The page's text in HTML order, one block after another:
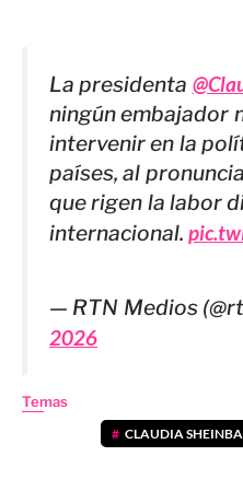
La presidenta
ningún embajador
intervenir en la
países, al
que rigen la labor
internacional.
— RTN Medios
2026
Temas
CLAUDIA